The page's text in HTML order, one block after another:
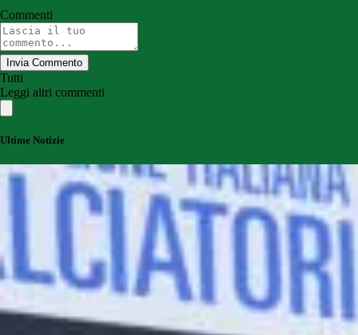
Commenti
Invia Commento
Tutti
Leggi altri commenti
Ultime Notizie